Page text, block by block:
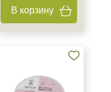
В корзину